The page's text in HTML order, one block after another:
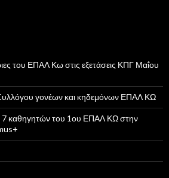
του ΕΠΑΛ Κω στις εξετάσεις ΚΠΓ Μαΐου
γονέων και κηδεμόνων ΕΠΑΛ ΚΩ
7 καθηγητών του 1ου ΕΠΑΛ ΚΩ στην